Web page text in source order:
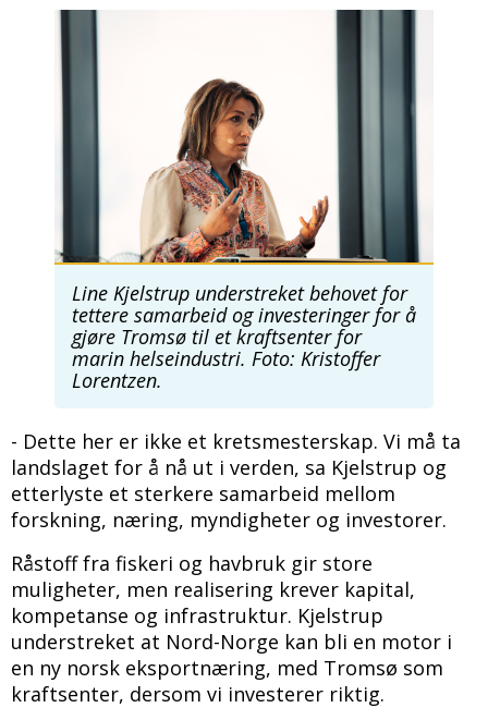
Bilde
Line Kjelstrup understreket behovet for
tettere samarbeid og investeringer for å
gjøre Tromsø til et kraftsenter for
marin helseindustri. Foto: Kristoffer
Lorentzen.
- Dette her er ikke et kretsmesterskap. Vi må ta
landslaget for å nå ut i verden, sa Kjelstrup og
etterlyste et sterkere samarbeid mellom
forskning, næring, myndigheter og investorer.
Råstoff fra fiskeri og havbruk gir store
muligheter, men realisering krever kapital,
kompetanse og infrastruktur. Kjelstrup
understreket at Nord-Norge kan bli en motor i
en ny norsk eksportnæring, med Tromsø som
kraftsenter, dersom vi investerer riktig.